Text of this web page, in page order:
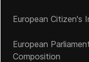
European Citizen's
European
Composition